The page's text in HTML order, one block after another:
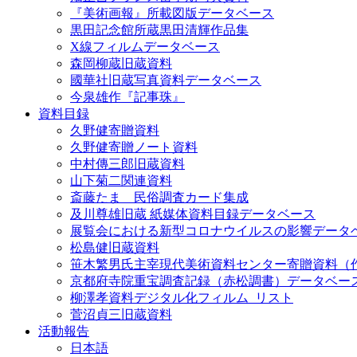
『美術画報』所載図版データベース
黒田記念館所蔵黒田清輝作品集
X線フィルムデータベース
森岡柳蔵旧蔵資料
國華社旧蔵写真資料データベース
今泉雄作『記事珠』
資料目録
久野健寄贈資料
久野健寄贈ノート資料
中村傳三郎旧蔵資料
山下菊二関連資料
斎藤たま 民俗調査カード集成
及川尊雄旧蔵 紙媒体資料目録データベース
展覧会における新型コロナウイルスの影響データ
松島健旧蔵資料
笹木繁男氏主宰現代美術資料センター寄贈資料（
京都府寺院重宝調査記録（赤松調書）データベー
柳澤孝資料デジタル化フィルム_リスト
菅沼貞三旧蔵資料
活動報告
日本語